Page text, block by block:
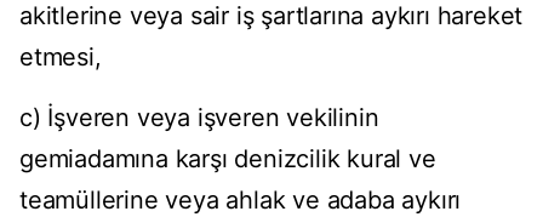
akitlerine veya sair iş şartlarına aykırı hareket
etmesi,
c) İşveren veya işveren vekilinin
gemiadamına karşı denizcilik kural ve
teamüllerine veya ahlak ve adaba aykırı